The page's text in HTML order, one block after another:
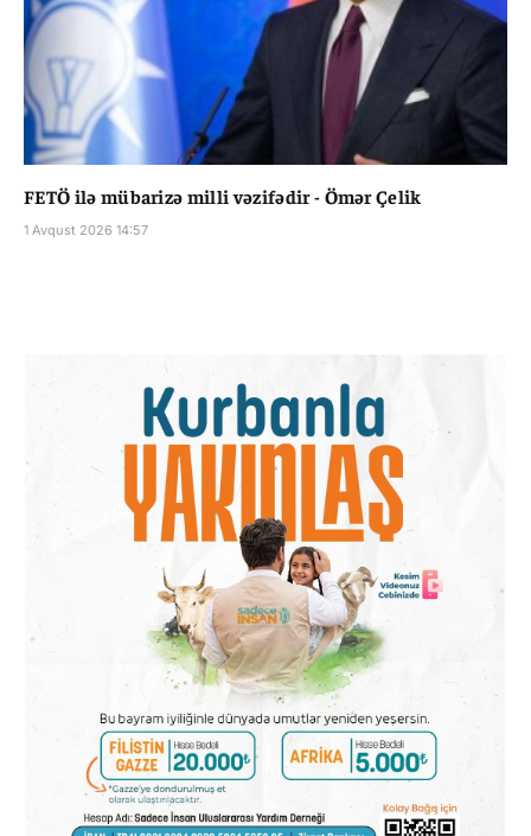
FETÖ ilə mübarizə milli vəzifədir - Ömər Çelik
1 Avqust 2026 14:57